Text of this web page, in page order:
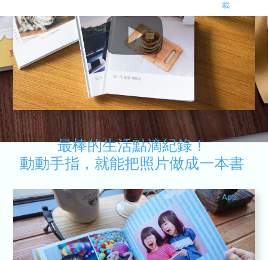
載
App
最棒的生活點滴紀錄！
動動手指，就能把照片做成一本書